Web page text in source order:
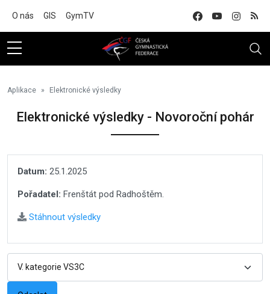
O nás GIS GymTV
Aplikace Elektronické výsledky
Elektronické výsledky - Novoroční pohár
Datum: 25.1.2025
Pořadatel: Frenštát pod Radhoštěm.
Stáhnout výsledky